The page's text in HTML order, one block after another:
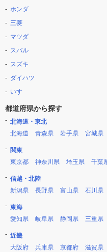
ホンダ
三菱
マツダ
スバル
スズキ
ダイハツ
いすゞ
都道府県から探す
北海道・東北
北海道
青森県 岩手県 宮城県
関東
東京都
神奈川県 埼玉県 千葉
信越・北陸
新潟県
長野県 富山県 石川県
東海
愛知県
岐阜県 静岡県 三重県
近畿
大阪府
兵庫県 京都府 滋賀県